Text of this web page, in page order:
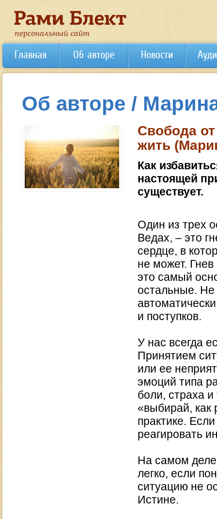
Главная Об авторе Новости
Об авторе /
Свобода
жить
Как
настоящей
существует.
Один из трех
Ведах, – это
сердце, в
не может.
это самый
остальные.
и поступков.
У нас всегда
Принятием
или ее
эмоций типа
боли, страха и
«выбирай, как
практике.
реагировать
На самом
легко, если
ситуацию не
Истине.